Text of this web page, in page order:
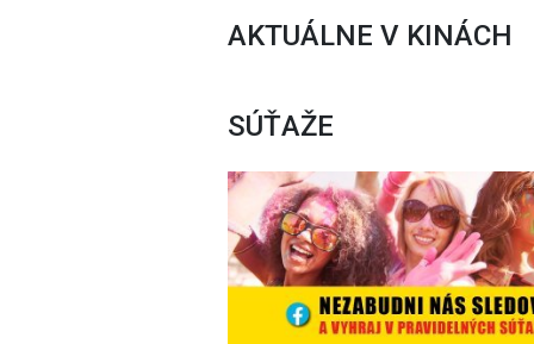
AKTUÁLNE V KINÁCH
SÚŤAŽE